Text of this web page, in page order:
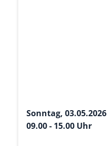
Sonntag, 03.05.2026
09.00 - 15.00 Uhr